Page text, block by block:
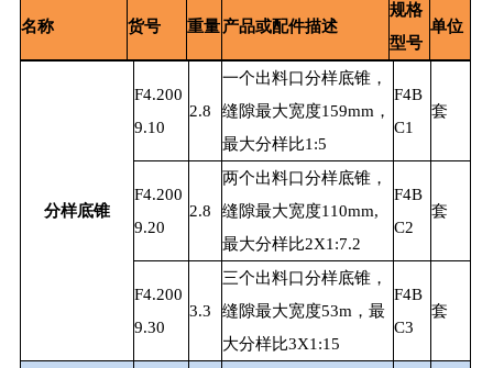
名称 货号 重量产品或配件描述
规格
型号
单位
分样底锥
F4.200
9.10
2.8
一个出料口分样底锥，
缝隙最大宽度159mm，
最大分样比1:5
F4B
C1
套
F4.200
9.20
2.8
两个出料口分样底锥，
缝隙最大宽度110mm,
最大分样比2X1:7.2
F4B
C2
套
F4.200
9.30
3.3
三个出料口分样底锥，
缝隙最大宽度53m，最
大分样比3X1:15
F4B
C3
套